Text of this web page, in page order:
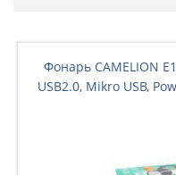
Фонарь CAMELION
USB2.0, Mikro USB,